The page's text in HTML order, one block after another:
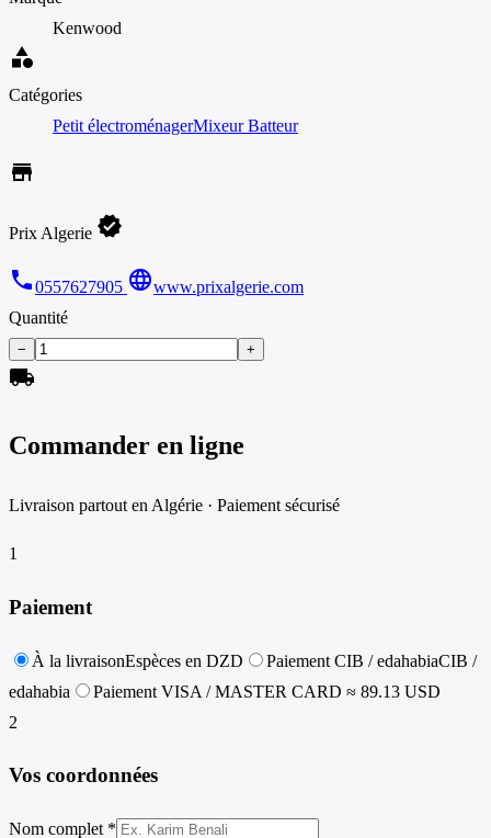
Kenwood
category
Catégories
Petit électroménagerMixeur Batteur
store
Prix Algerie verified
phone0557627905 languagewww.prixalgerie.com
Quantité
− +
local_shipping
Commander en ligne
Livraison partout en Algérie · Paiement sécurisé
1
Paiement
À la livraisonEspèces en DZD Paiement CIB / edahabiaCIB /
edahabia
Paiement VISA / MASTER CARD ≈ 89.13 USD
2
Vos coordonnées
Nom complet *